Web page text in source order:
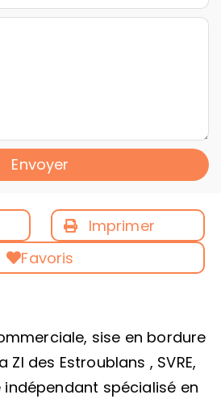
Envoyer
Imprimer
Favoris
sise en bordure
ZI des Estroublans , SVRE,
spécialisé en